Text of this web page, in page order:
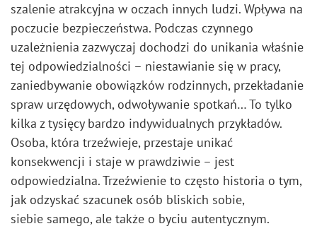
szalenie atrakcyjna w oczach innych ludzi. Wpływa na
poczucie bezpieczeństwa. Podczas czynnego
uzależnienia zazwyczaj dochodzi do unikania właśnie
tej odpowiedzialności – niestawianie się w pracy,
zaniedbywanie obowiązków rodzinnych, przekładanie
spraw urzędowych, odwoływanie spotkań… To tylko
kilka z tysięcy bardzo indywidualnych przykładów.
Osoba, która trzeźwieje, przestaje unikać
konsekwencji i staje w prawdziwie – jest
odpowiedzialna. Trzeźwienie to często historia o tym,
jak odzyskać szacunek osób bliskich sobie,
siebie samego, ale także o byciu autentycznym.